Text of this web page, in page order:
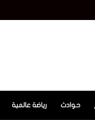
حوادث رياضة عالمية